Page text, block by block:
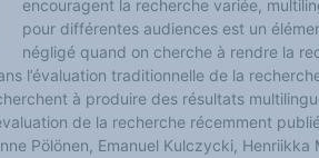
langues
encouragent la recherche variée,
pour différentes audiences est un
négligé quand on cherche à rendre la
l’évaluation traditionnelle de la
à produire des résultats
de la recherche récemment
Pölönen, Emanuel Kulczycki, Henriikka